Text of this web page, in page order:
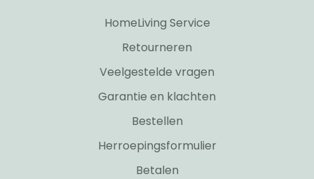
HomeLiving Service
Retourneren
Veelgestelde vragen
Garantie en klachten
Bestellen
Herroepingsformulier
Betalen